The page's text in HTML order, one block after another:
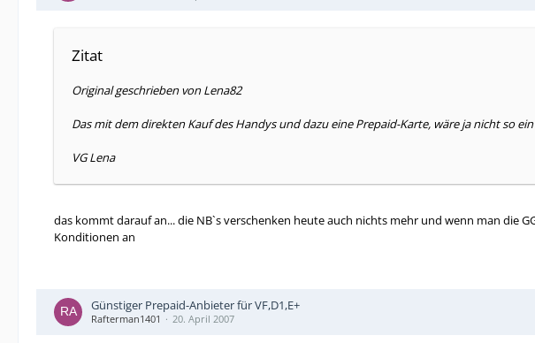
Zitat
Original geschrieben von Lena82
Das mit dem direkten Kauf des Handys und dazu eine Prepaid-Karte, wäre ja nicht so
VG Lena
das kommt darauf an... die NB`s verschenken heute auch nichts mehr und wenn man die
Konditionen an
Günstiger Prepaid-Anbieter für VF,D1,E+
Rafterman1401 20. April 2007